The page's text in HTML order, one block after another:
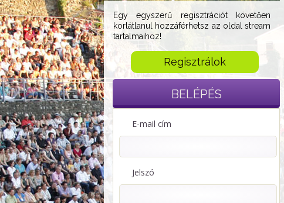
Egy egyszerű regisztrációt követően
korlátlanul hozzáférhetsz az oldal stream
tartalmaihoz!
Regisztrálok
BELÉPÉS
E-mail cím
Jelszó